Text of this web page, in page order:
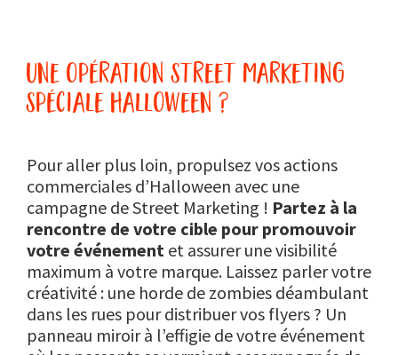
une opération street marketing
spéciale halloween ?
Pour aller plus loin, propulsez vos actions
commerciales d’Halloween avec une
campagne de Street Marketing ! Partez à la
rencontre de votre cible pour promouvoir
votre événement et assurer une visibilité
maximum à votre marque. Laissez parler votre
créativité : une horde de zombies déambulant
dans les rues pour distribuer vos flyers ? Un
panneau miroir à l’effigie de votre événement